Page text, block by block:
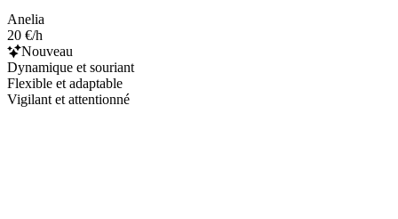
Anelia
20 €/h
Nouveau
Dynamique et souriant
Flexible et adaptable
Vigilant et attentionné